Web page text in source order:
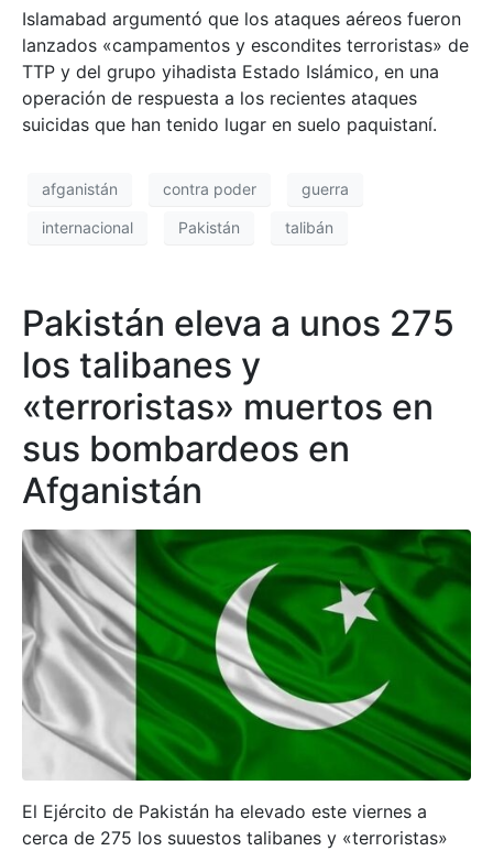
Islamabad argumentó que los ataques aéreos fueron
lanzados «campamentos y escondites terroristas» de
TTP y del grupo yihadista Estado Islámico, en una
operación de respuesta a los recientes ataques
suicidas que han tenido lugar en suelo paquistaní.
afganistán contra poder guerra
internacional Pakistán talibán
Pakistán eleva a unos 275
los talibanes y
«terroristas» muertos en
sus bombardeos en
Afganistán
El Ejército de Pakistán ha elevado este viernes a
cerca de 275 los suuestos talibanes y «terroristas»